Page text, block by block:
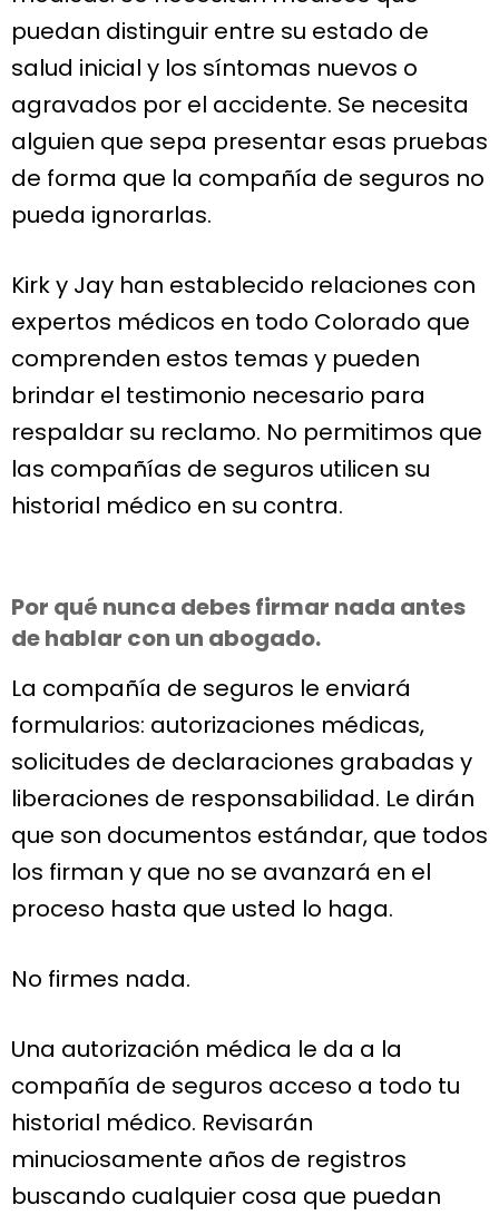
puedan distinguir entre su estado de
salud inicial y los síntomas nuevos o
agravados por el accidente. Se necesita
alguien que sepa presentar esas pruebas
de forma que la compañía de seguros no
pueda ignorarlas.
Kirk y Jay han establecido relaciones con
expertos médicos en todo Colorado que
comprenden estos temas y pueden
brindar el testimonio necesario para
respaldar su reclamo. No permitimos que
las compañías de seguros utilicen su
historial médico en su contra.
Por qué nunca debes firmar nada antes
de hablar con un abogado.
La compañía de seguros le enviará
formularios: autorizaciones médicas,
solicitudes de declaraciones grabadas y
liberaciones de responsabilidad. Le dirán
que son documentos estándar, que todos
los firman y que no se avanzará en el
proceso hasta que usted lo haga.
No firmes nada.
Una autorización médica le da a la
compañía de seguros acceso a todo tu
historial médico. Revisarán
minuciosamente años de registros
buscando cualquier cosa que puedan